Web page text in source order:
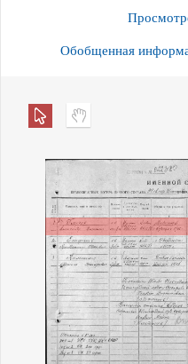
Обобщенная